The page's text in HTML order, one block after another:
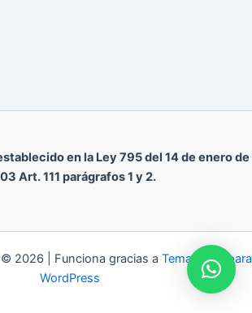
en la Ley 795 del 14 de enero de
Art. 111 parágrafos 1 y 2.
2026 | Funciona gracias a Tema Astra para
WordPress